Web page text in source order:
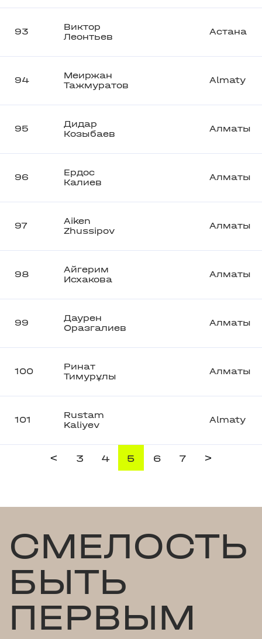
93
Виктор
Леонтьев
Астана
94
Меиржан
Тажмуратов
Almaty
95
Дидар
Козыбаев
Алматы
96
Ердос
Калиев
Алматы
97
Aiken
Zhussipov
Алматы
98
Айгерим
Исхакова
Алматы
99
Даурен
Оразгалиев
Алматы
100
Ринат
Тимурұлы
Алматы
101
Rustam
Kaliyev
Almaty
< 3 4 5 6 7 >
СМЕЛОСТЬ
БЫТЬ
ПЕРВЫМ